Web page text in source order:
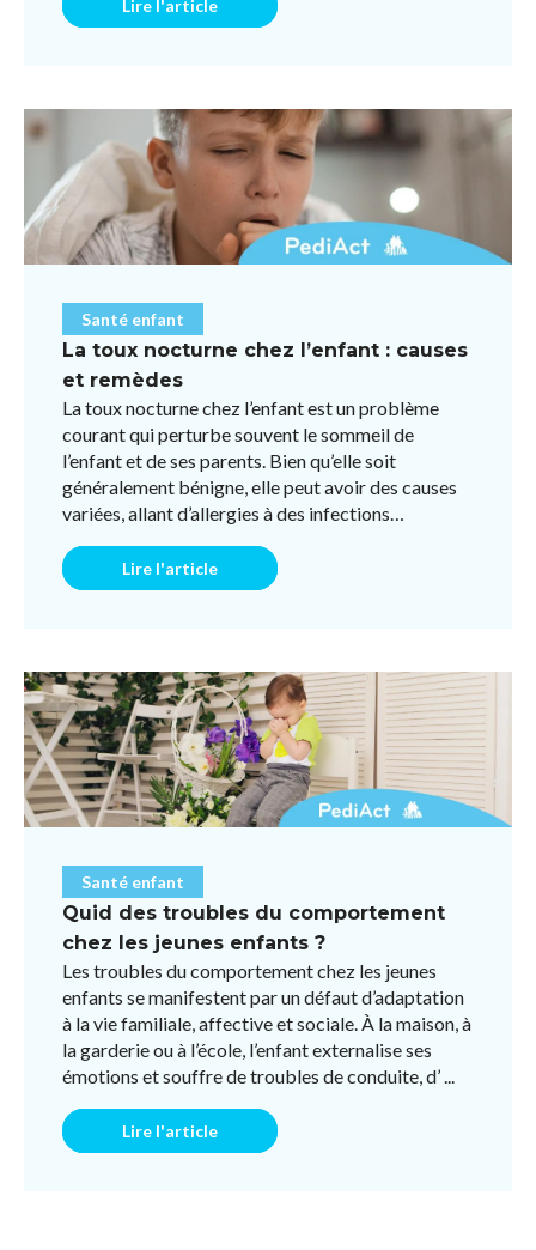
Lire l'article
Santé enfant
La toux nocturne chez l’enfant : causes
et remèdes
La toux nocturne chez l’enfant est un problème
courant qui perturbe souvent le sommeil de
l’enfant et de ses parents. Bien qu’elle soit
généralement bénigne, elle peut avoir des causes
variées, allant d’allergies à des infections
Lire l'article
Santé enfant
Quid des troubles du comportement
chez les jeunes enfants ?
Les troubles du comportement chez les jeunes
enfants se manifestent par un défaut d’adaptation
à la vie familiale, affective et sociale. À la maison, à
la garderie ou à l’école, l’enfant externalise ses
émotions et souffre de troubles de conduite, d’ ...
Lire l'article